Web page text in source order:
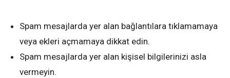
Spam mesajlarda yer alan bağlantılara tıklamamaya
veya ekleri açmamaya dikkat edin.
Spam mesajlarda yer alan kişisel bilgilerinizi asla
vermeyin.